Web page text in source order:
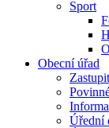
Sport
Obecní úřad
Úřední